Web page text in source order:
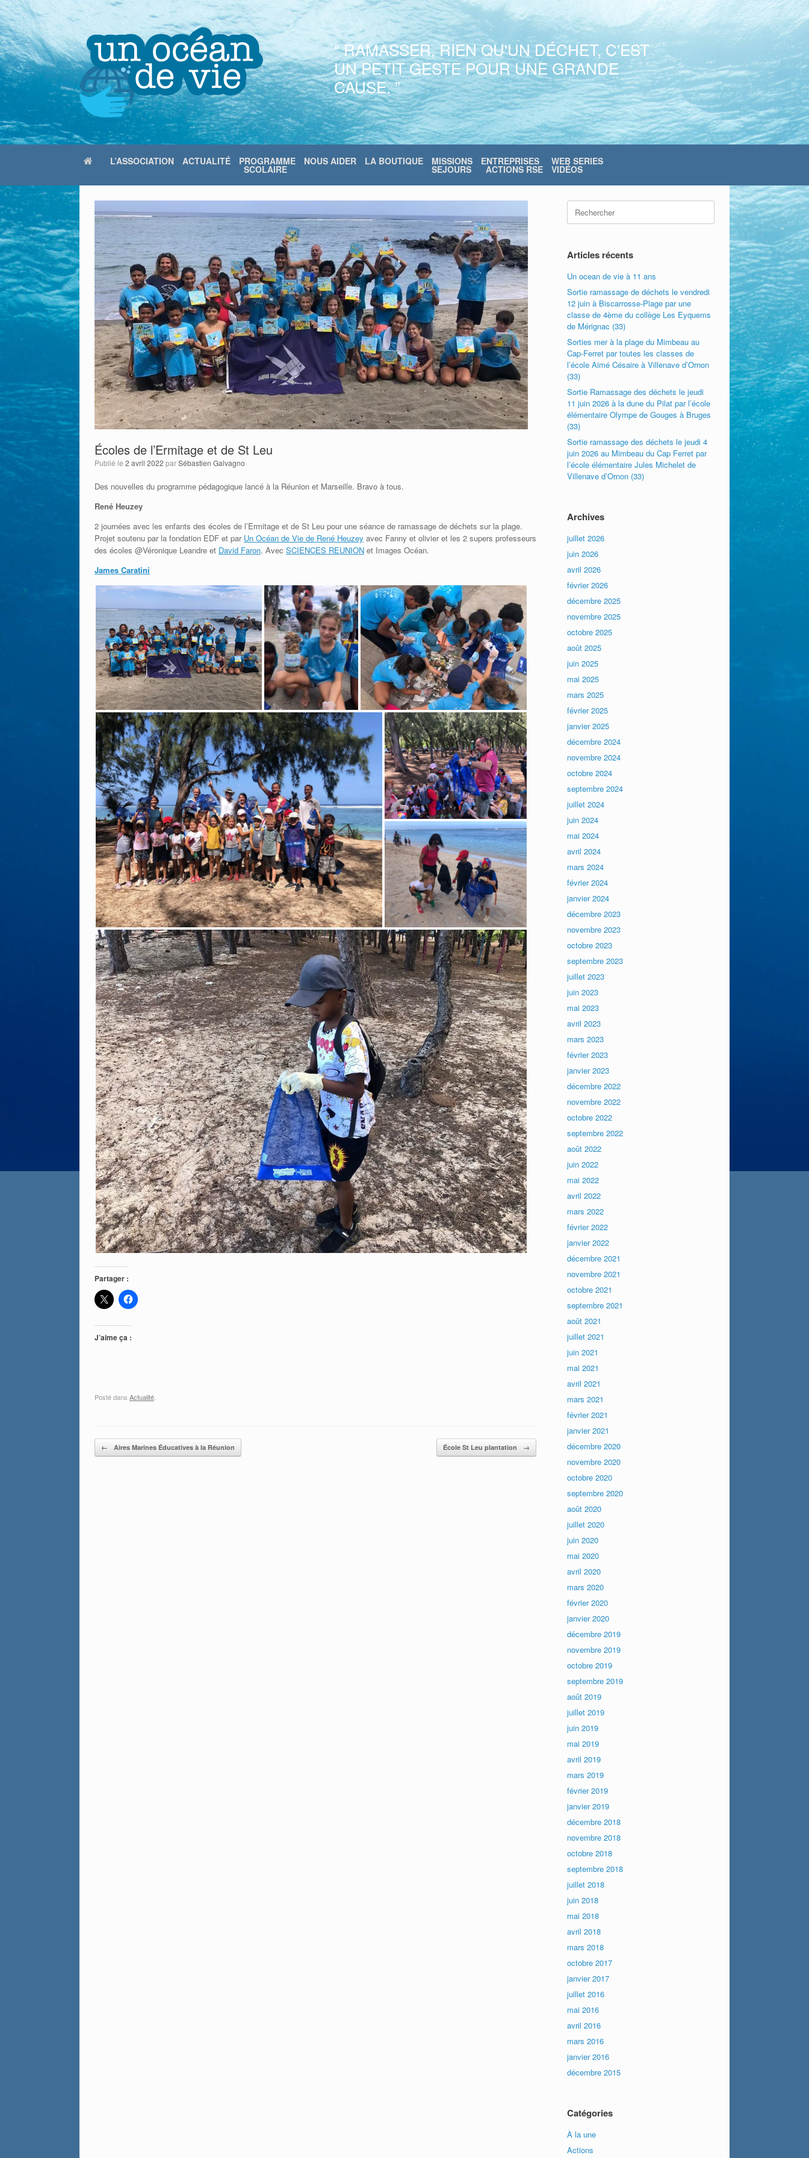
Skip
to
content
“ RAMASSER, RIEN QU'UN DÉCHET, C'EST
UN PETIT GESTE POUR UNE GRANDE
CAUSE. ”
L’ASSOCIATION ACTUALITÉ PROGRAMME
SCOLAIRE
NOUS AIDER LA BOUTIQUE MISSIONS
SEJOURS
ENTREPRISES
ACTIONS RSE
WEB SERIES
VIDÉOS
Écoles de l’Ermitage et de St Leu
Publié le 2 avril 2022 parSébastien Galvagno
Des nouvelles du programme pédagogique lancé à la Réunion et Marseille. Bravo à tous.
René Heuzey
2 journées avec les enfants des écoles de l’Ermitage et de St Leu pour une séance de ramassage de déchets sur la plage.
Projet soutenu par la fondation EDF et par Un Océan de Vie de René Heuzey avec Fanny et olivier et les 2 supers professeurs
des écoles @Véronique Leandre et David Faron. Avec SCIENCES REUNION et Images Océan.
James Caratini
Partager :
J’aime ça :
Posté dans Actualité
Post navigation
← Aires Marines Éducatives à la Réunion École St Leu plantation →
Search
for:
Articles récents
Un ocean de vie à 11 ans
Sortie ramassage de déchets le vendredi
12 juin à Biscarrosse-Plage par une
classe de 4ème du collège Les Eyquems
de Mérignac (33)
Sorties mer à la plage du Mimbeau au
Cap-Ferret par toutes les classes de
l’école Aimé Césaire à Villenave d’Ornon
(33)
Sortie Ramassage des déchets le jeudi
11 juin 2026 à la dune du Pilat par l’école
élémentaire Olympe de Gouges à Bruges
(33)
Sortie ramassage des déchets le jeudi 4
juin 2026 au Mimbeau du Cap Ferret par
l’école élémentaire Jules Michelet de
Villenave d’Ornon (33)
Archives
juillet 2026
juin 2026
avril 2026
février 2026
décembre 2025
novembre 2025
octobre 2025
août 2025
juin 2025
mai 2025
mars 2025
février 2025
janvier 2025
décembre 2024
novembre 2024
octobre 2024
septembre 2024
juillet 2024
juin 2024
mai 2024
avril 2024
mars 2024
février 2024
janvier 2024
décembre 2023
novembre 2023
octobre 2023
septembre 2023
juillet 2023
juin 2023
mai 2023
avril 2023
mars 2023
février 2023
janvier 2023
décembre 2022
novembre 2022
octobre 2022
septembre 2022
août 2022
juin 2022
mai 2022
avril 2022
mars 2022
février 2022
janvier 2022
décembre 2021
novembre 2021
octobre 2021
septembre 2021
août 2021
juillet 2021
juin 2021
mai 2021
avril 2021
mars 2021
février 2021
janvier 2021
décembre 2020
novembre 2020
octobre 2020
septembre 2020
août 2020
juillet 2020
juin 2020
mai 2020
avril 2020
mars 2020
février 2020
janvier 2020
décembre 2019
novembre 2019
octobre 2019
septembre 2019
août 2019
juillet 2019
juin 2019
mai 2019
avril 2019
mars 2019
février 2019
janvier 2019
décembre 2018
novembre 2018
octobre 2018
septembre 2018
juillet 2018
juin 2018
mai 2018
avril 2018
mars 2018
octobre 2017
janvier 2017
juillet 2016
mai 2016
avril 2016
mars 2016
janvier 2016
décembre 2015
Catégories
À la une
Actions